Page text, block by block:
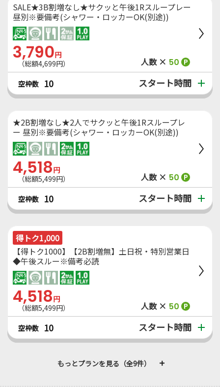
SALE★3B割増なし★サクッと午後1Rスループレー
昼別※要備考(シャワー・ロッカーOK(別途))
3,790円
（総額4,699円）
人数 × 50 P
空枠数 10 スタート時間
★2B割増なし★2人でサクッと午後1Rスループレ
ー 昼別※要備考(シャワー・ロッカーOK(別途))
4,518円
（総額5,499円）
人数 × 50 P
空枠数 10 スタート時間
得トク1,000
【得トク1000】【2B割増無】土日祝・特別営業日
◆午後スルー※備考必読
4,518円
（総額5,499円）
人数 × 50 P
空枠数 10 スタート時間
もっとプランを見る（全9件）